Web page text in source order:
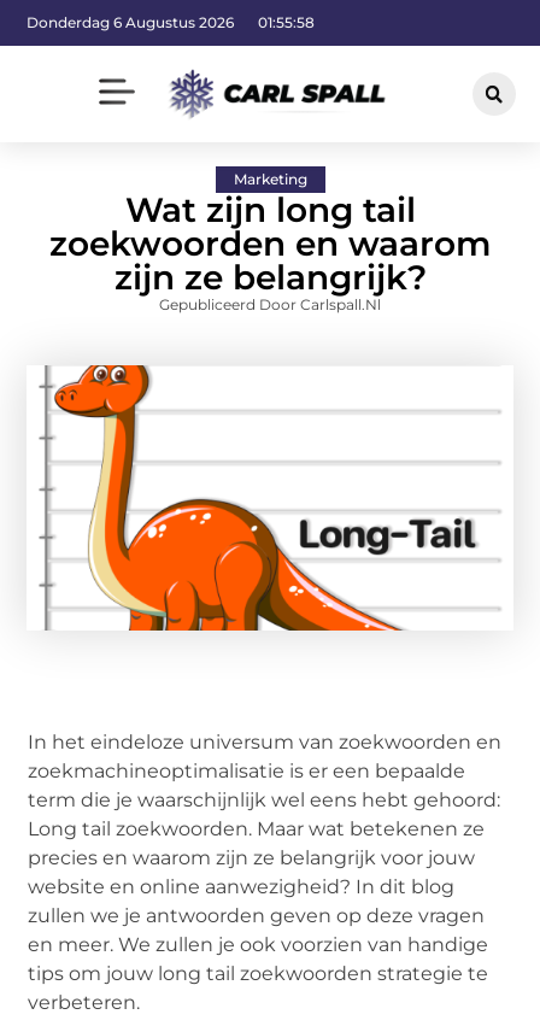
Donderdag 6 Augustus 2026 01:55:59
Marketing
Wat zijn long tail
zoekwoorden en waarom
zijn ze belangrijk?
Gepubliceerd Door Carlspall.nl
In het eindeloze universum van zoekwoorden en
zoekmachineoptimalisatie is er een bepaalde
term die je waarschijnlijk wel eens hebt gehoord:
Long tail zoekwoorden. Maar wat betekenen ze
precies en waarom zijn ze belangrijk voor jouw
website en online aanwezigheid? In dit blog
zullen we je antwoorden geven op deze vragen
en meer. We zullen je ook voorzien van handige
tips om jouw long tail zoekwoorden strategie te
verbeteren.